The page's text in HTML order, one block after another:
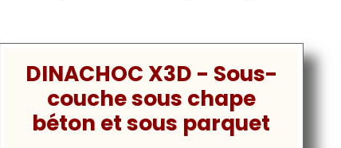
DINACHOC X3D - Sous-
couche sous chape
béton et sous parquet